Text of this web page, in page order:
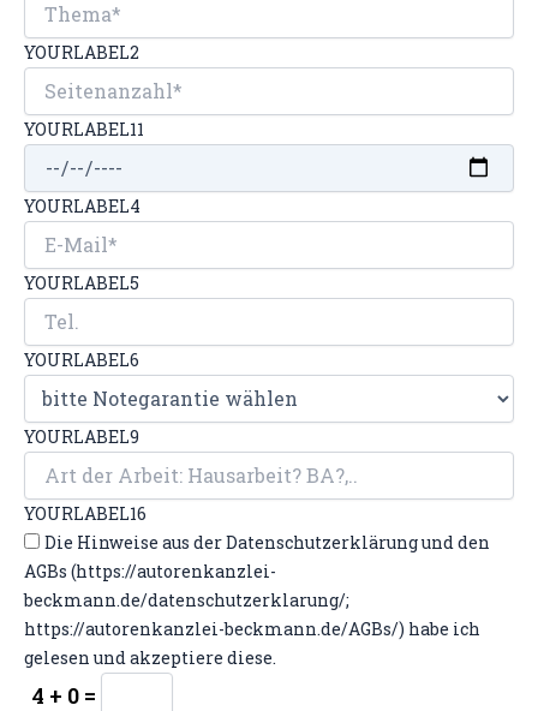
YOURLABEL2
YOURLABEL11
YOURLABEL4
YOURLABEL5
YOURLABEL6
YOURLABEL9
YOURLABEL16
Die Hinweise aus der Datenschutzerklärung und den
AGBs (https://autorenkanzlei-
beckmann.de/datenschutzerklarung/;
https://autorenkanzlei-beckmann.de/AGBs/) habe ich
gelesen und akzeptiere diese.
4 + 0 =